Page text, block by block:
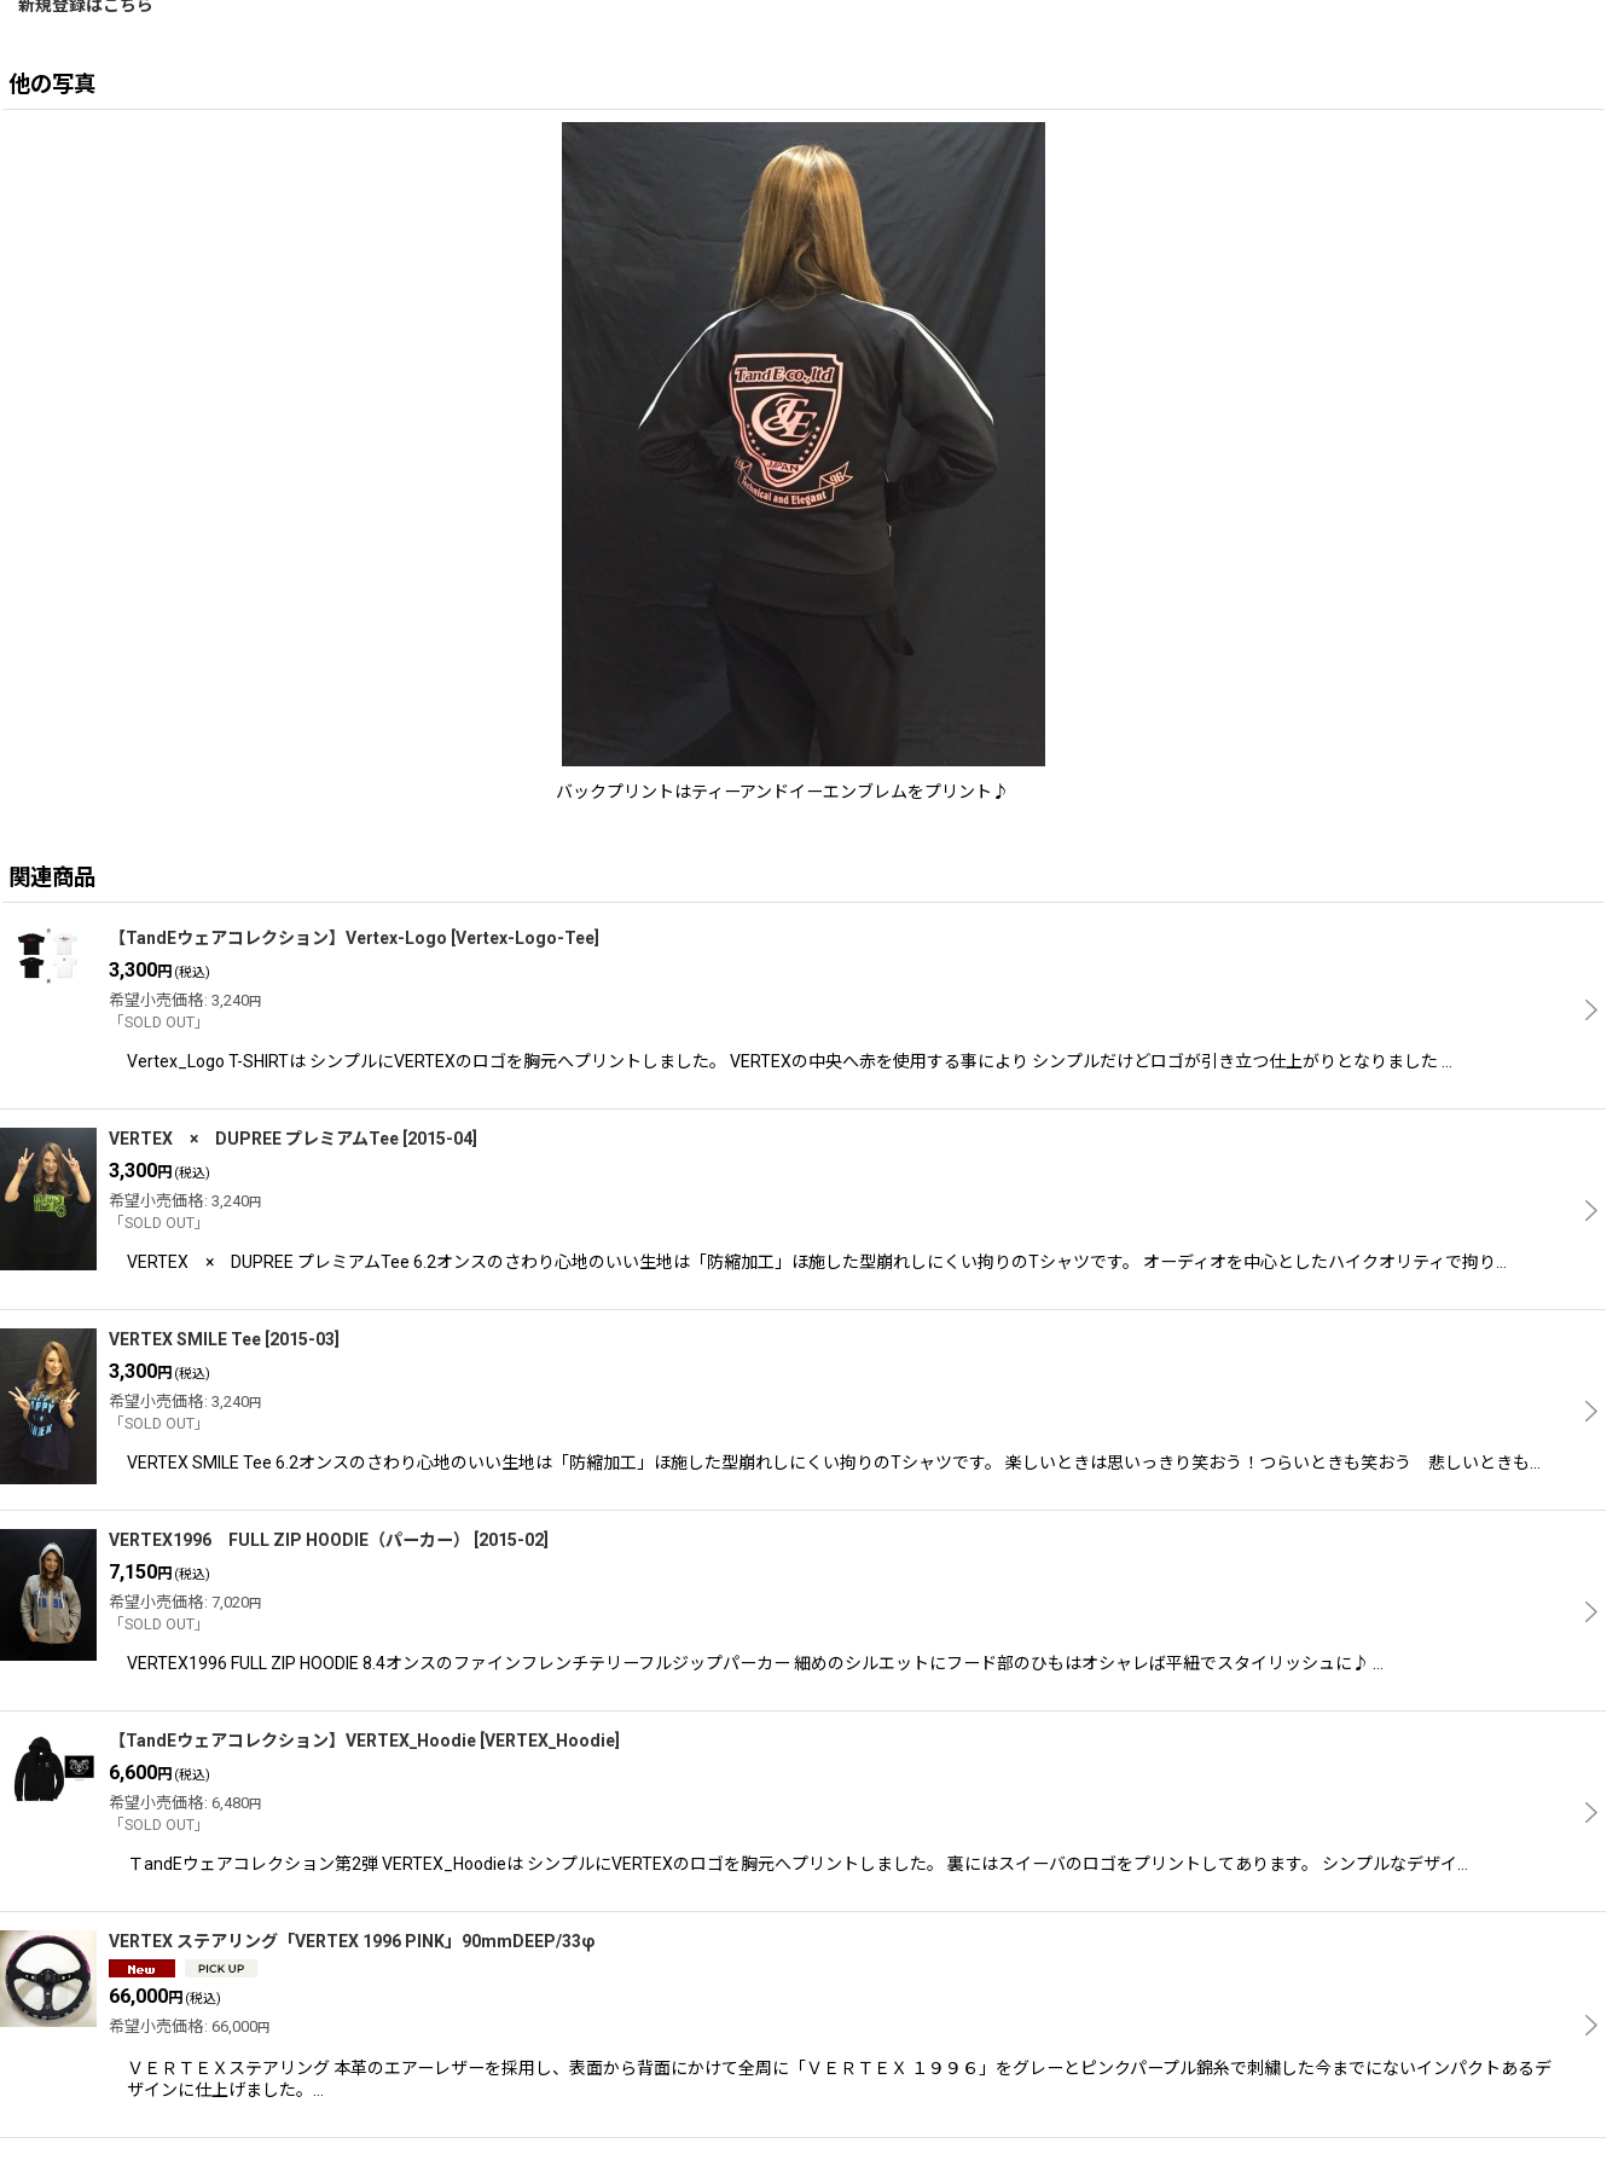
新規登録はこちら
他の写真
バックプリントはティーアンドイーエンブレムをプリント♪
関連商品
【TandEウェアコレクション】Vertex-Logo Vertex-Logo-Tee
3,300円 (税込)
希望小売価格: 3,240円
「SOLD OUT」
Vertex_Logo T-SHIRTは シンプルにVERTEXのロゴを胸元へプリントしました。 VERTEXの中央へ赤を使用する事により シンプルだけどロゴが引き立つ仕上がりとなりました …
VERTEX × DUPREE プレミアムTee 2015-04
3,300円 (税込)
希望小売価格: 3,240円
「SOLD OUT」
VERTEX × DUPREE プレミアムTee 6.2オンスのさわり心地のいい生地は「防縮加工」ほ施した型崩れしにくい拘りのTシャツです。 オーディオを中心としたハイクオリティで拘り…
VERTEX SMILE Tee 2015-03
3,300円 (税込)
希望小売価格: 3,240円
「SOLD OUT」
VERTEX SMILE Tee 6.2オンスのさわり心地のいい生地は「防縮加工」ほ施した型崩れしにくい拘りのTシャツです。 楽しいときは思いっきり笑おう！つらいときも笑おう 悲しいときも…
VERTEX1996 FULL ZIP HOODIE（パーカー） 2015-02
7,150円 (税込)
希望小売価格: 7,020円
「SOLD OUT」
VERTEX1996 FULL ZIP HOODIE 8.4オンスのファインフレンチテリーフルジップパーカー 細めのシルエットにフード部のひもはオシャレば平紐でスタイリッシュに♪ …
【TandEウェアコレクション】VERTEX_Hoodie VERTEX_Hoodie
6,600円 (税込)
希望小売価格: 6,480円
「SOLD OUT」
ＴandEウェアコレクション第2弾 VERTEX_Hoodieは シンプルにVERTEXのロゴを胸元へプリントしました。 裏にはスイーバのロゴをプリントしてあります。 シンプルなデザイ…
VERTEX ステアリング「VERTEX 1996 PINK」90mmDEEP/33φ
66,000円 (税込)
希望小売価格: 66,000円
ＶＥＲＴＥＸステアリング 本革のエアーレザーを採用し、表面から背面にかけて全周に「ＶＥＲＴＥＸ １９９６」をグレーとピンクパープル錦糸で刺繍した今までにないインパクトあるデ
ザインに仕上げました。…